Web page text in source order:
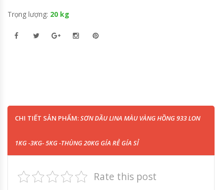
Trọng lượng: 20 kg
CHI TIẾT SẢN PHẨM:SƠN DẦU LINA MÀU VÀNG HỒNG 933 LON
1KG -3KG- 5KG -THÙNG 20KG GÍA RẺ GÍA SỈ
Rate this post